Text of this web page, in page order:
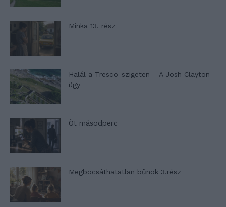
Minka 13. rész
Halál a Tresco-szigeten – A Josh Clayton-
ügy
Öt másodperc
Megbocsáthatatlan bűnök 3.rész